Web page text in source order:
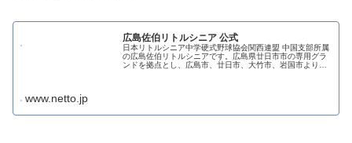
広島佐伯リトルシニア 公式
日本リトルシニア中学硬式野球協会関西連盟 中国支部所属
の広島佐伯リトルシニアです。広島県廿日市市の専用グラ
ンドを拠点とし、広島市、廿日市、大竹市、岩国市より選
www.netto.jp